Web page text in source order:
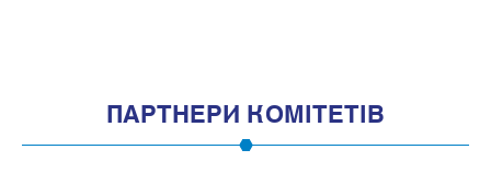
ПАРТНЕРИ КОМІТЕТІВ